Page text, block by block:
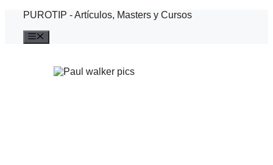
Saltar
contenido
PUROTIP - Artículos, Masters y Cursos